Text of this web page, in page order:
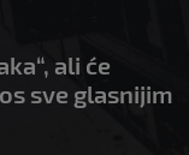
ali će
sve glasnijim